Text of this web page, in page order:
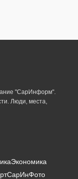
"СарИнформ".
Люди, места,
Экономика
СарИнФото